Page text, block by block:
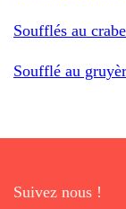
Soufflés au
Soufflé au
Suivez nous !